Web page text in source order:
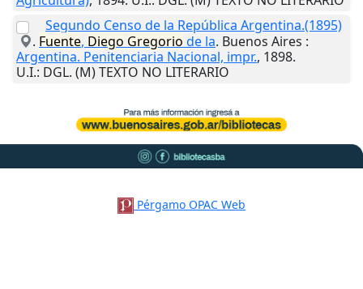
Segundo Censo de la República Argentina.(1895)
. Fuente, Diego Gregorio de la. Buenos Aires :
Argentina. Penitenciaria Nacional, impr., 1898.
U.I.: DGL. (M) TEXTO NO LITERARIO
Pérgamo OPAC Web